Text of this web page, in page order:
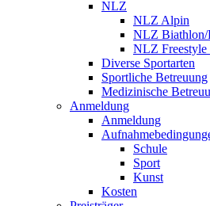
NLZ
NLZ Alpin
NLZ Biathlon/
NLZ Freestyle
Diverse Sportarten
Sportliche Betreuung
Medizinische
Anmeldung
Anmeldung
Schule
Sport
Kunst
Kosten